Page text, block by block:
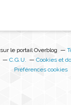
sur le portail Overblog
C.G.U.
Cookies et
Préférences cookies